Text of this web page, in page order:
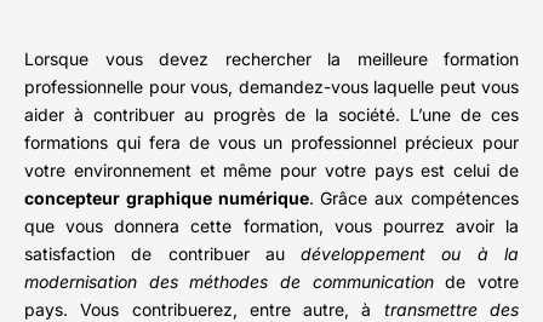
Lorsque vous devez rechercher la meilleure formation
professionnelle pour vous, demandez-vous laquelle peut vous
aider à contribuer au progrès de la société. L’une de ces
formations qui fera de vous un professionnel précieux pour
votre environnement et même pour votre pays est celui de
concepteur graphique numérique. Grâce aux compétences
que vous donnera cette formation, vous pourrez avoir la
satisfaction de contribuer audéveloppement ou à la
modernisation des méthodes de communicationde votre
pays. Vous contribuerez, entre autre, à transmettre des